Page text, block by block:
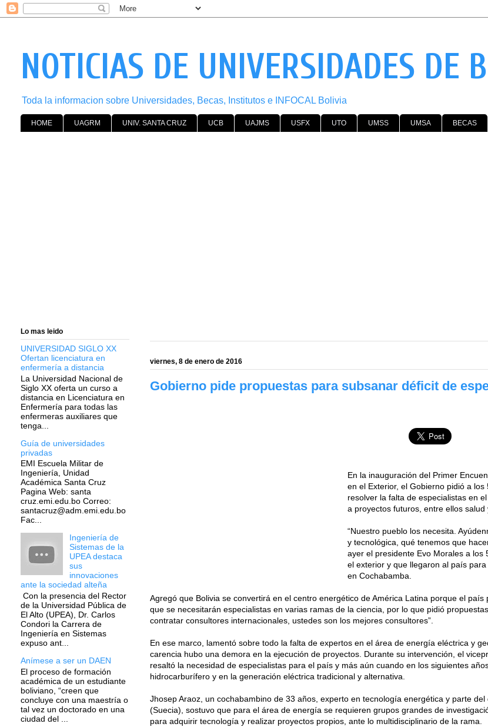
NOTICIAS DE UNIVERSIDADES DE
Toda la informacion sobre Universidades, Becas, Institutos e INFOCAL Bolivia
HOME UAGRM UNIV. SANTA CRUZ UCB UAJMS USFX UTO UMSS UMSA BECAS
viernes, 8 de enero de 2016
Gobierno pide propuestas para subsanar déficit de
En la inauguración del Primer
en el Exterior, el Gobierno pidió a
resolver la falta de especialistas en
a proyectos futuros, entre ellos salud
“Nuestro pueblo los necesita.
y tecnológica, qué tenemos que
ayer el presidente Evo Morales a los
el exterior y que llegaron al país
en Cochabamba.
Agregó que Bolivia se convertirá en el centro energético de América Latina porque el
que se necesitarán especialistas en varias ramas de la ciencia, por lo que pidió
contratar consultores internacionales, ustedes son los mejores consultores”.
En ese marco, lamentó sobre todo la falta de expertos en el área de energía eléctrica y
carencia hubo una demora en la ejecución de proyectos. Durante su intervención, el
resaltó la necesidad de especialistas para el país y más aún cuando en los siguientes
hidrocarburífero y en la generación eléctrica tradicional y alternativa.
Jhosep Araoz, un cochabambino de 33 años, experto en tecnología energética y parte
(Suecia), sostuvo que para el área de energía se requieren grupos grandes de
para adquirir tecnología y realizar proyectos propios, ante lo multidisciplinario de la rama.
Lo mas leido
UNIVERSIDAD SIGLO XX
Ofertan licenciatura en
enfermería a distancia
La Universidad Nacional de
Siglo XX oferta un curso a
distancia en Licenciatura en
Enfermería para todas las
enfermeras auxiliares que
tenga...
Guía de universidades
privadas
EMI Escuela Militar de
Ingeniería, Unidad
Académica Santa Cruz
Pagina Web: santa
cruz.emi.edu.bo Correo:
santacruz@adm.emi.edu.bo
Fac...
Ingeniería de
Sistemas de la
UPEA destaca
sus
innovaciones
ante la sociedad alteña
Con la presencia del Rector
de la Universidad Pública de
El Alto (UPEA), Dr. Carlos
Condori la Carrera de
Ingeniería en Sistemas
expuso ant...
Anímese a ser un DAEN
El proceso de formación
académica de un estudiante
boliviano, “creen que
concluye con una maestría o
tal vez un doctorado en una
ciudad del ...